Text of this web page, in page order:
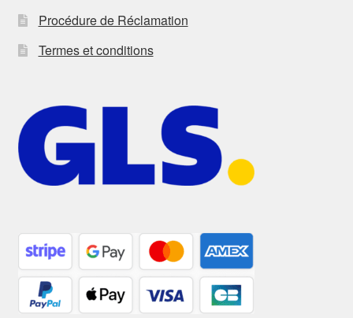
Procédure de Réclamation
Termes et conditions